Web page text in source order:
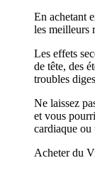
En achetant
les meilleurs
Les effets
de tête, des
troubles
Ne laissez
et vous
cardiaque ou
Acheter du